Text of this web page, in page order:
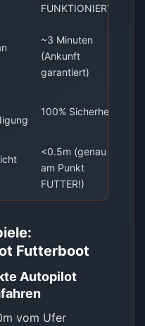
FUNKTIONIERT!)
~3 Minuten
(Ankunft
garantiert)
100% Sicherheit
<0.5m (genau
am Punkt
FUTTER!)
Futterboot
Autopilot
vom Ufer